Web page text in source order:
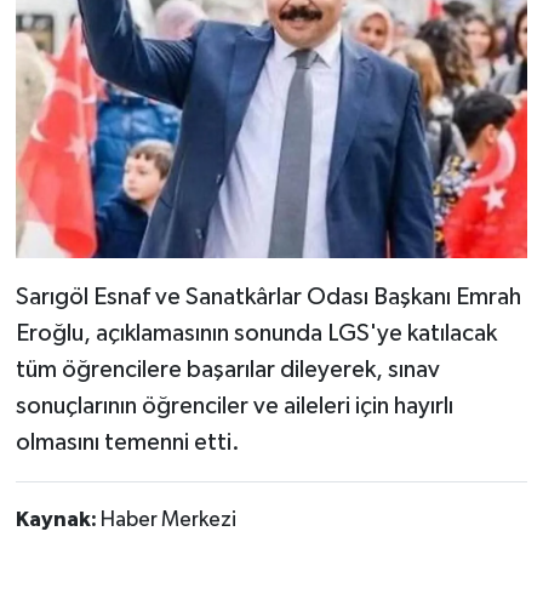
Sarıgöl Esnaf ve Sanatkârlar Odası Başkanı Emrah
Eroğlu, açıklamasının sonunda LGS'ye katılacak
tüm öğrencilere başarılar dileyerek, sınav
sonuçlarının öğrenciler ve aileleri için hayırlı
olmasını temenni etti.
Kaynak: Haber Merkezi